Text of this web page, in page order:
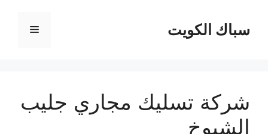
المحتوىسباك الكويت القائمة
شركة تسليك مجاري جليب
الشيوخ